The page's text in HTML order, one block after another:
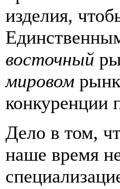
изделия,
восточный
мировом
конкуренции
Дело в том,
наше время